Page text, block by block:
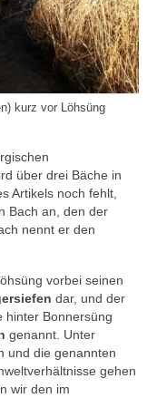
kurz vor Löhsüng
über drei Bäche in
Artikels noch fehlt,
Bach an, den der
nennt er den
vorbei seinen
dar, und der
hinter Bonnersüng
genannt. Unter
und die genannten
gehen
wir den im